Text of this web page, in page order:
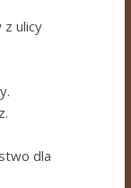
ulicy
dla